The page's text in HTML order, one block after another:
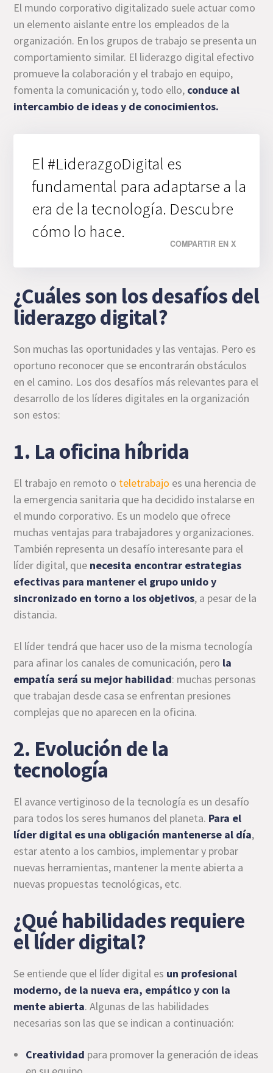
El mundo corporativo digitalizado suele actuar como
un elemento aislante entre los empleados de la
organización. En los grupos de trabajo se presenta un
comportamiento similar. El liderazgo digital efectivo
promueve la colaboración y el trabajo en equipo,
fomenta la comunicación y, todo ello, conduce al
intercambio de ideas y de conocimientos.
El #LiderazgoDigital es
fundamental para adaptarse a la
era de la tecnología. Descubre
cómo lo hace.
COMPARTIR EN X
¿Cuáles son los desafíos del
liderazgo digital?
Son muchas las oportunidades y las ventajas. Pero es
oportuno reconocer que se encontrarán obstáculos
en el camino. Los dos desafíos más relevantes para el
desarrollo de los líderes digitales en la organización
son estos:
1. La oficina híbrida
El trabajo en remoto o teletrabajo es una herencia de
la emergencia sanitaria que ha decidido instalarse en
el mundo corporativo. Es un modelo que ofrece
muchas ventajas para trabajadores y organizaciones.
También representa un desafío interesante para el
líder digital, que necesita encontrar estrategias
efectivas para mantener el grupo unido y
sincronizado en torno a los objetivos, a pesar de la
distancia.
El líder tendrá que hacer uso de la misma tecnología
para afinar los canales de comunicación, pero la
empatía será su mejor habilidad: muchas personas
que trabajan desde casa se enfrentan presiones
complejas que no aparecen en la oficina.
2. Evolución de la
tecnología
El avance vertiginoso de la tecnología es un desafío
para todos los seres humanos del planeta. Para el
líder digital es una obligación mantenerse al día,
estar atento a los cambios, implementar y probar
nuevas herramientas, mantener la mente abierta a
nuevas propuestas tecnológicas, etc.
¿Qué habilidades requiere
el líder digital?
Se entiende que el líder digital es un profesional
moderno, de la nueva era, empático y con la
mente abierta. Algunas de las habilidades
necesarias son las que se indican a continuación:
Creatividad para promover la generación de ideas